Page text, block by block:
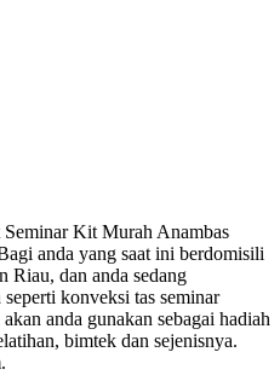
Kit Murah Anambas
anda yang saat ini berdomisili
Riau, dan anda sedang
konveksi tas seminar
anda gunakan sebagai hadiah
bimtek dan sejenisnya.